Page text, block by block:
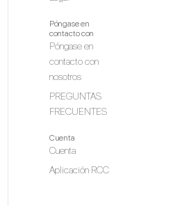
Póngase en
contacto con
Póngase en
contacto con
nosotros
PREGUNTAS
FRECUENTES
Cuenta
Cuenta
Aplicación RCC